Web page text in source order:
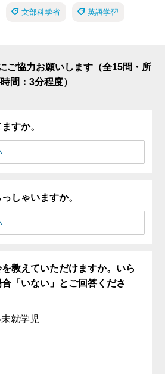
文部科学省 英語学習
ご協力お願いします（全15問・所
間：3分程度）
すか。
しゃいますか。
教えていただけますか。いら
「いない」とご回答くださ
就学児